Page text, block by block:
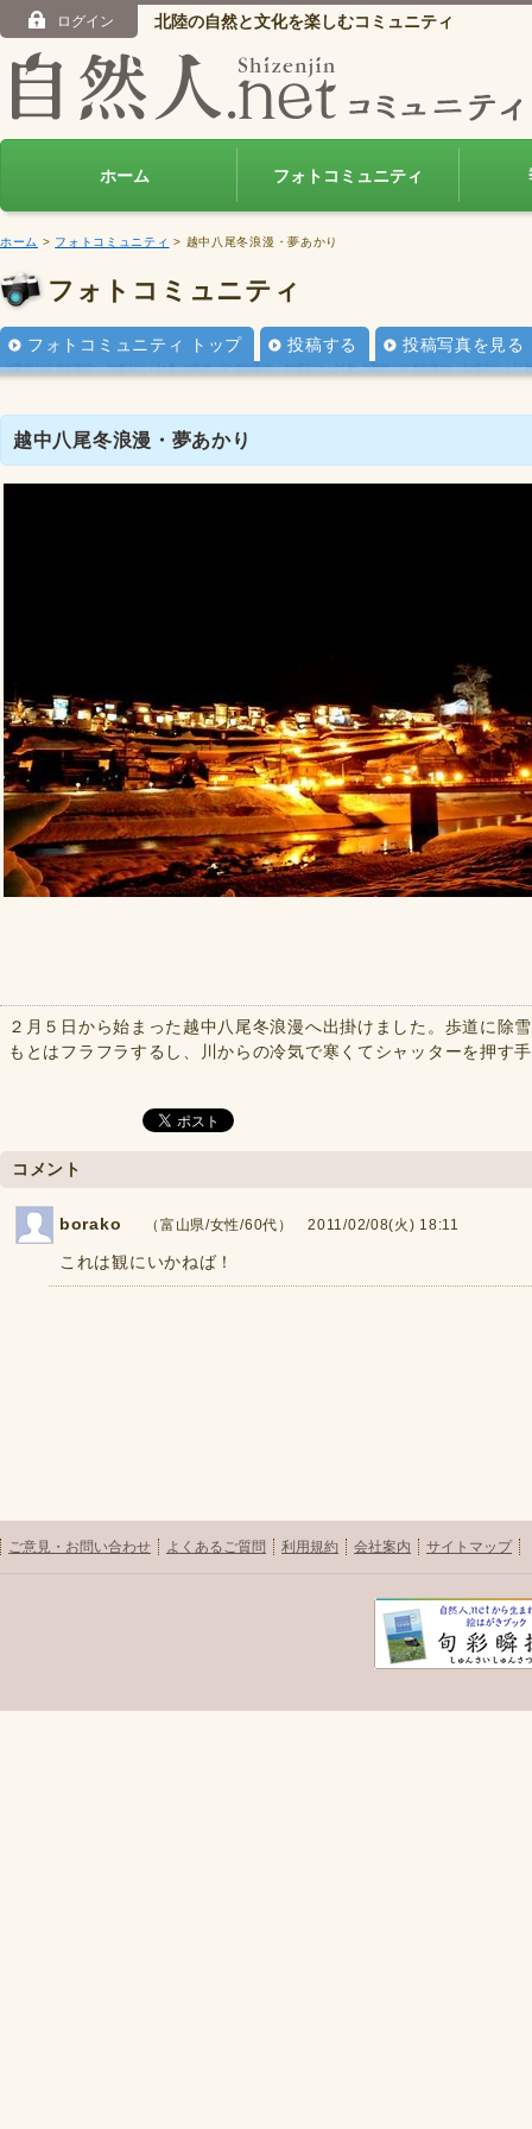
ログイン 北陸の自然と文化を楽しむコミュニティ
ホーム フォトコミュニティ
ホーム > フォトコミュニティ > 越中八尾冬浪漫・夢あかり
フォトコミュニティ
フォトコミュニティ トップ 投稿する 投稿写真を見る
越中八尾冬浪漫・夢あかり
２月５日から始まった越中八尾冬浪漫へ出掛けました。歩道に除
もとはフラフラするし、川からの冷気で寒くてシャッターを押す
コメント
borako （富山県/女性/60代） 2011/02/08(火) 18:11
これは観にいかねば！
ご意見・お問い合わせ よくあるご質問 利用規約 会社案内 サイトマップ